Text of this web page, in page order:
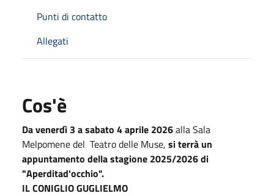
Punti di contatto
Allegati
Cos'è
Da venerdì 3 a sabato 4 aprile 2026alla Sala
Melpomene del Teatro delle Muse, si terrà un
appuntamento della stagione 2025/2026 di
"Aperditad'occhio".
IL CONIGLIO GUGLIELMO